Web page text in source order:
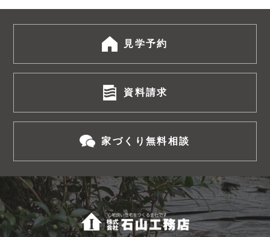
見学予約
資料請求
家づくり無料相談